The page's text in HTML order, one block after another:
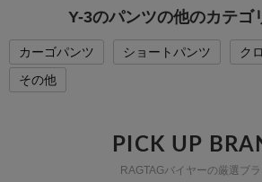
Y-3のパンツの他のカテゴ
カーゴパンツ ショートパンツ
ク
その他
PICK UP
RAGTAGバイヤーの厳選ブ